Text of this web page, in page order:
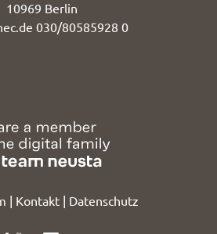
10969 Berlin
030/80585928 0
Kontakt Datenschutz